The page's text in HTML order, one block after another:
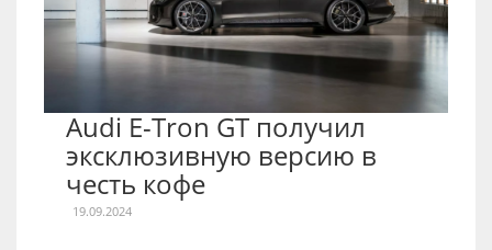
Audi E-Tron GT получил
эксклюзивную версию в
честь кофе
19.09.2024